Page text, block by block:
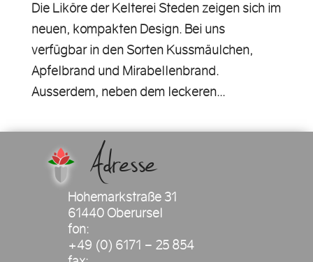
Die Liköre der Kelterei Steden zeigen sich im
neuen, kompakten Design. Bei uns
verfügbar in den Sorten Kussmäulchen,
Apfelbrand und Mirabellenbrand.
Ausserdem, neben dem leckeren...
Adresse
Hohemarkstraße 31
61440 Oberursel
fon:
+49 (0) 6171 – 25 854